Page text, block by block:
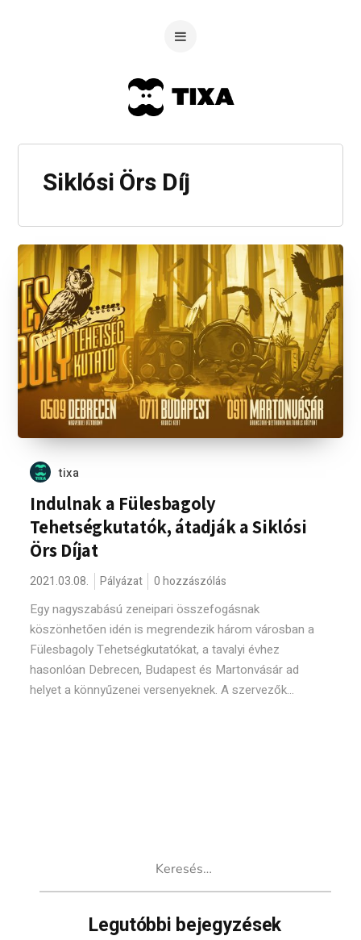
Siklósi Örs Díj
tixa
Indulnak a Fülesbagoly
Tehetségkutatók, átadják a Siklósi
Örs Díjat
2021.03.08. Pályázat 0 hozzászólás
Egy nagyszabású zeneipari összefogásnak
köszönhetően idén is megrendezik három városban a
Fülesbagoly Tehetségkutatókat, a tavalyi évhez
hasonlóan Debrecen, Budapest és Martonvásár ad
helyet a könnyűzenei versenyeknek. A szervezők...
Legutóbbi bejegyzések